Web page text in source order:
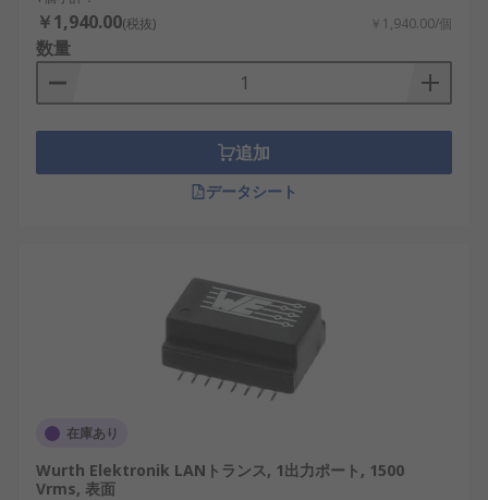
LANパルストランスの機能
能を備えており、ネットワーク通信の品質向上に貢
献します。
電気的絶縁：送信側と受信側を電気的に分離
し、過電圧による損傷を防止
ノイズ抑制：外部からの電磁干渉（EMI）を低
減し、通信品質を向上
インピーダンス整合：適切なインピーダンス
を維持し、ネットワーク機器間の信号ロスを
最小限に抑制
日本国内では、特にスマートファクトリーや産業用
ロボットなどの分野で、安定したネットワーク通信
を確保するためにLANパルストランスが広く導入さ
れています。
￥1,940.00(税抜) ￥1,940.00/個
数量
追加
データシート
在庫あり
Wurth Elektronik LANトランス, 1出力ポート, 1500
Vrms, 表面